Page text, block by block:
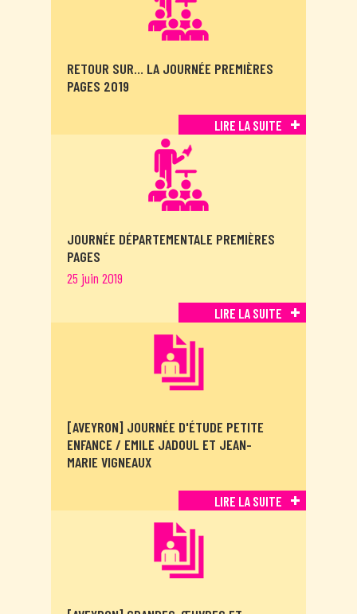
RETOUR SUR… LA JOURNÉE PREMIÈRES
PAGES 2019
LIRE LA SUITE
JOURNÉE DÉPARTEMENTALE PREMIÈRES
PAGES
25 juin 2019
LIRE LA SUITE
[AVEYRON] JOURNÉE D'ÉTUDE PETITE
ENFANCE / EMILE JADOUL ET JEAN-
MARIE VIGNEAUX
LIRE LA SUITE